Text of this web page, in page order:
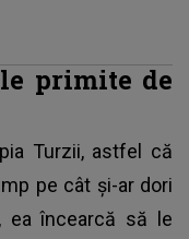
primite de
Turzii, astfel că
pe cât și-ar dori
ea încearcă să le